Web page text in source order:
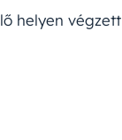
helyen végzett